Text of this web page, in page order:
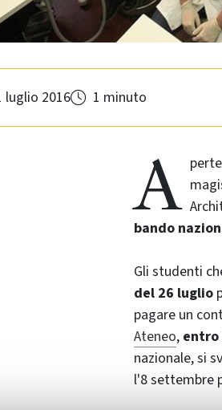
luglio 2016 1 minuto
A
bando
Gli studenti
del 26 luglio
pagare un
Ateneo, entro
nazionale, si
l'8 settembre